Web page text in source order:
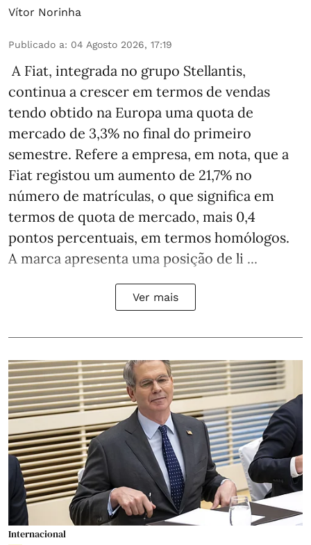
Vítor Norinha
Publicado a: 04 Agosto 2026, 17:19
A Fiat, integrada no grupo Stellantis,
continua a crescer em termos de vendas
tendo obtido na Europa uma quota de
mercado de 3,3% no final do primeiro
semestre. Refere a empresa, em nota, que a
Fiat registou um aumento de 21,7% no
número de matrículas, o que significa em
termos de quota de mercado, mais 0,4
pontos percentuais, em termos homólogos.
A marca apresenta uma posição de li ...
Ver mais
Internacional